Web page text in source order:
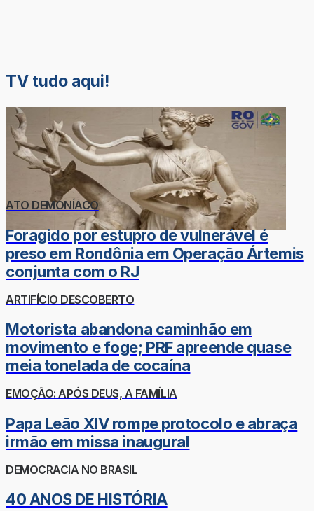
TV tudo aqui!
ATO DEMONÍACO
Foragido por estupro de vulnerável é
preso em Rondônia em Operação Ártemis
conjunta com o RJ
ARTIFÍCIO DESCOBERTO
Motorista abandona caminhão em
movimento e foge; PRF apreende quase
meia tonelada de cocaína
EMOÇÃO: APÓS DEUS, A FAMÍLIA
Papa Leão XIV rompe protocolo e abraça
irmão em missa inaugural
DEMOCRACIA NO BRASIL
40 ANOS DE HISTÓRIA